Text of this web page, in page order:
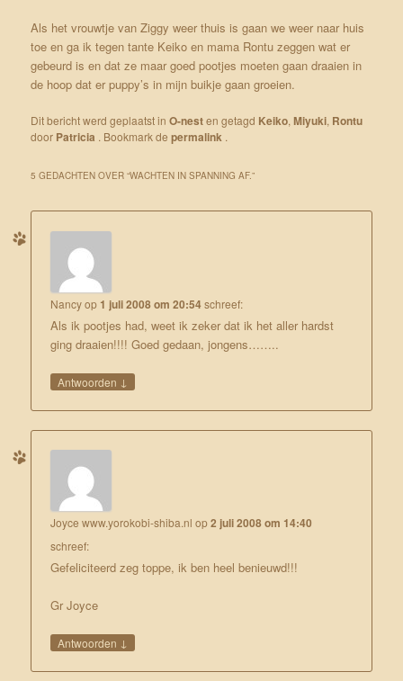
Als het vrouwtje van Ziggy weer thuis is gaan we weer naar huis
toe en ga ik tegen tante Keiko en mama Rontu zeggen wat er
gebeurd is en dat ze maar goed pootjes moeten gaan draaien in
de hoop dat er puppy’s in mijn buikje gaan groeien.
Dit bericht werd geplaatst inO-nesten getagd Keiko,Miyuki, Rontu
door Patricia . Bookmark depermalink .
5 GEDACHTEN OVER “WACHTEN IN SPANNING AF.”
Nancyop 1 juli 2008 om 20:54schreef:
Als ik pootjes had, weet ik zeker dat ik het aller hardst
ging draaien!!!! Goed gedaan, jongens……..
Antwoorden ↓
Joyce www.yorokobi-shiba.nl op2 juli 2008 om 14:40
schreef:
Gefeliciteerd zeg toppe, ik ben heel benieuwd!!!
Gr Joyce
Antwoorden ↓